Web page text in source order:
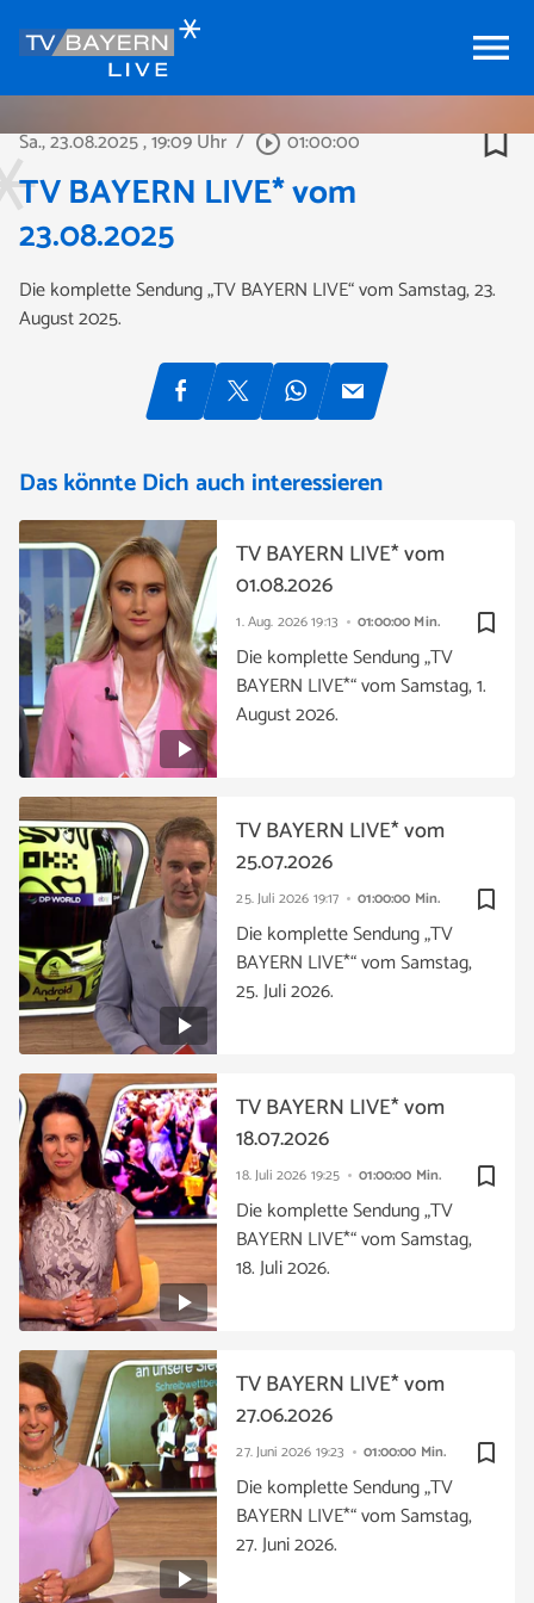
menu
Sa., 23.08.2025, 19:09 Uhr / play_circle_outline01:00:00 bookmark_border
TV BAYERN LIVE* vom
23.08.2025
Die komplette Sendung „TV BAYERN LIVE“ vom Samstag, 23.
August 2025.
Das könnte Dich auch interessieren
bookmark_border
1. Aug. 202619:13 01:00:00 Min.
TV BAYERN LIVE* vom
01.08.2026
Die komplette Sendung „TV
BAYERN LIVE*“ vom Samstag, 1.
August 2026.
bookmark_border
25. Juli 2026 19:17 01:00:00 Min.
TV BAYERN LIVE* vom
25.07.2026
Die komplette Sendung „TV
BAYERN LIVE*“ vom Samstag,
25. Juli 2026.
bookmark_border
18. Juli 2026 19:25 01:00:00 Min.
TV BAYERN LIVE* vom
18.07.2026
Die komplette Sendung „TV
BAYERN LIVE*“ vom Samstag,
18. Juli 2026.
bookmark_border
27. Juni 2026 19:23 01:00:00 Min.
TV BAYERN LIVE* vom
27.06.2026
Die komplette Sendung „TV
BAYERN LIVE*“ vom Samstag,
27. Juni 2026.